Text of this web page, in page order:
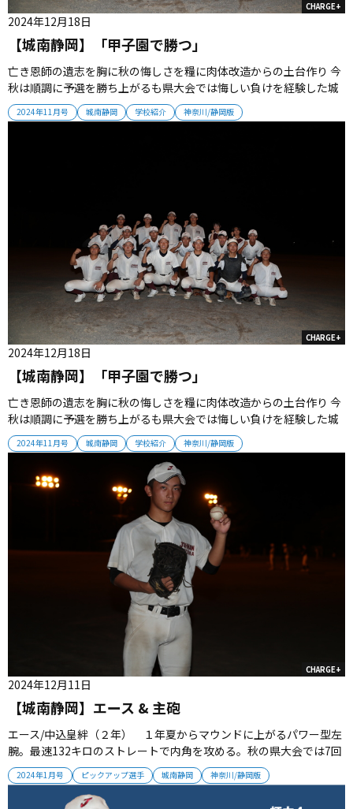
CHARGE+
2024年11月号 城南静岡 学校紹介 神奈川/静岡版
【城南静岡】「甲子園で勝つ」
2024年12月18日
亡き恩師の遺志を胸に秋の悔しさを糧に肉体改造からの土台作り 今
秋は順調に予選を勝ち上がるも県大会では悔しい負けを経験した城
南静岡。チーム力を整え、夏の聖地を目指す。（取材・栗山司） ■
亡き名将の遺志を継ぐ新監督 2008年に創部した城南静岡。2016年
CHARGE+
2024年11月号 城南静岡 学校紹介 神奈川/静岡版
【城南静岡】「甲子園で勝つ」
2024年12月18日
亡き恩師の遺志を胸に秋の悔しさを糧に肉体改造からの土台作り 今
秋は順調に予選を勝ち上がるも県大会では悔しい負けを経験した城
南静岡。チーム力を整え、夏の聖地を目指す。（取材・栗山司） ■
亡き名将の遺志を継ぐ新監督 2008年に創部した城南静岡。2016年
から甲子園出場経験のある船川誠氏が監督としてチームを強化し、
2022...
CHARGE+
2024年1月号 ピックアップ選手 城南静岡 神奈川/静岡版
【城南静岡】エース & 主砲
2024年12月11日
エース/中込皇絆（２年） １年夏からマウンドに上がるパワー型左
腕。最速132キロのストレートで内角を攻める。秋の県大会では7回
3失点で敗れ、悔しい経験も。「もっとコントロールを良くして、チ
ームにいい影響が出るピッチングがしたい」と成長を誓う。 主砲/遠
藤暖大（２年＝内野手） 夏の大会は2試合で3本塁打。スラッガー